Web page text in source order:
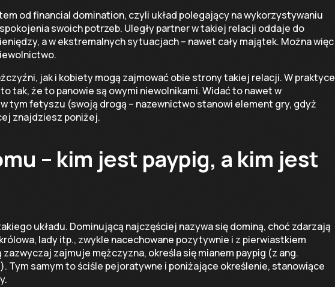
od financial domination, czyli układ polegający na wykorzystywaniu
swoich potrzeb. Uległy partner w takiej relacji oddaje do
a w ekstremalnych sytuacjach – nawet cały majątek. Można więc
jak i kobiety mogą zajmować obie strony takiej relacji. W praktyce
tak, że to panowie są owymi niewolnikami. Widać to nawet w
tym fetyszu (swoją drogą – nazewnictwo stanowi element gry, gdyż
znajdziesz poniżej.
– kim jest paypig, a kim jest
układu. Dominującą najczęściej nazywa się dominą, choć zdarzają
lady itp., zwykle nacechowane pozytywnie i z pierwiastkiem
zazwyczaj zajmuje mężczyzna, określa się mianem paypig (z ang.
Tym samym to ściśle pejoratywne i poniżające określenie, stanowiące